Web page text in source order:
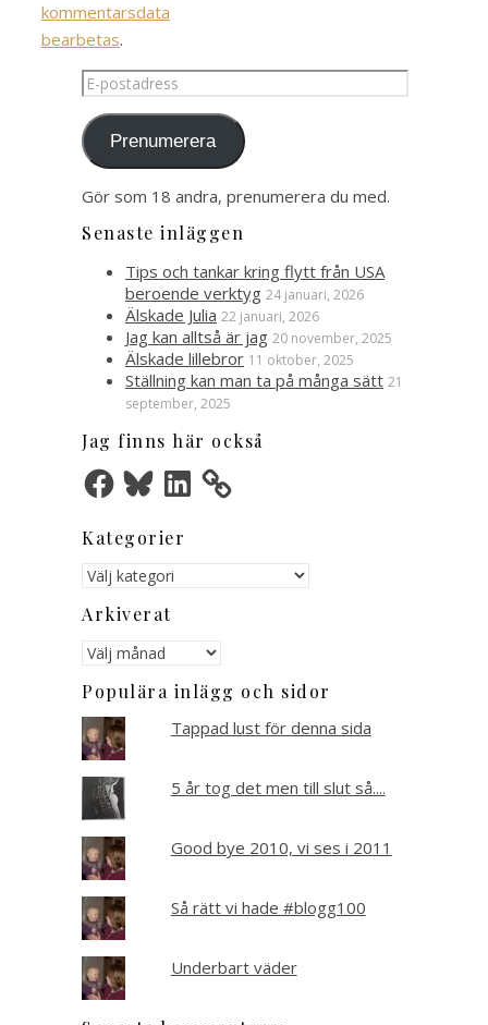
kommentarsdata
bearbetas.
E-
postadress
Prenumerera
Gör som 18 andra, prenumerera du med.
Senaste inläggen
Tips och tankar kring flytt från USA
beroende verktyg 24 januari, 2026
Älskade Julia 22 januari, 2026
Jag kan alltså är jag 20 november, 2025
Älskade lillebror 11 oktober, 2025
Ställning kan man ta på många sätt 21
september, 2025
Jag finns här också
FacebookBlueskyLinkedIn
Kategorier
Kategorier
Arkiverat
Arkiverat
Populära inlägg och sidor
Tappad lust för denna sida
5 år tog det men till slut så....
Good bye 2010, vi ses i 2011
Så rätt vi hade #blogg100
Underbart väder